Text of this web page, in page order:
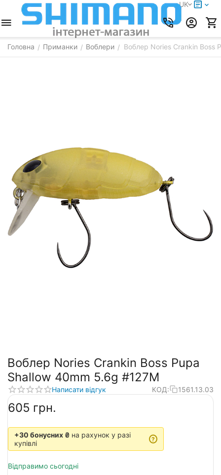
UK
Головна / Приманки / Воблери / Воблер Nories Crankin Boss
Воблер Nories Crankin Boss Pupa
Shallow 40mm 5.6g #127M
Написати відгук КОД: 1561.13.03
‍605‍ грн.
+30 бонусних ₴ на рахунок у разі
купівлі
?
Відправимо сьогодні